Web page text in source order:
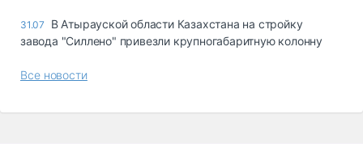
31.07
В Атырауской области Казахстана на стройку
завода "Силлено" привезли крупногабаритную колонну
Все новости